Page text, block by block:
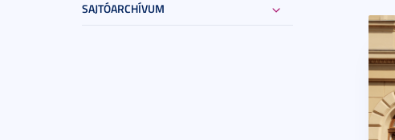
SAJTÓARCHÍVUM